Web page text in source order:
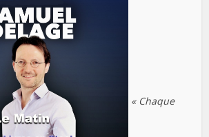
« Chaque